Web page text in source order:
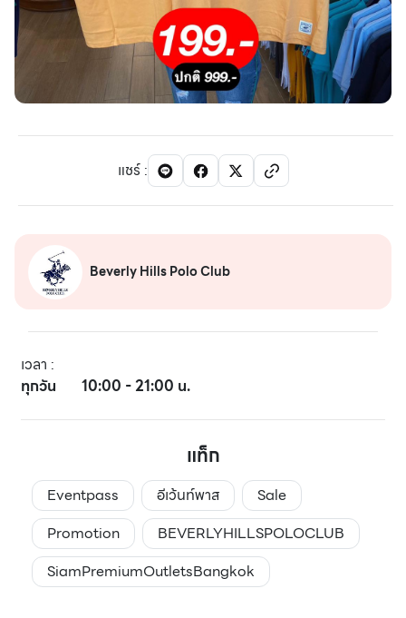
แชร์:
Beverly Hills Polo Club
เวลา :
ทุกวัน
10:00 - 21:00 น.
แท็ก
Eventpass อีเว้นท์พาส
Sale
Promotion
BEVERLYHILLSPOLOCLUB
SiamPremiumOutletsBangkok